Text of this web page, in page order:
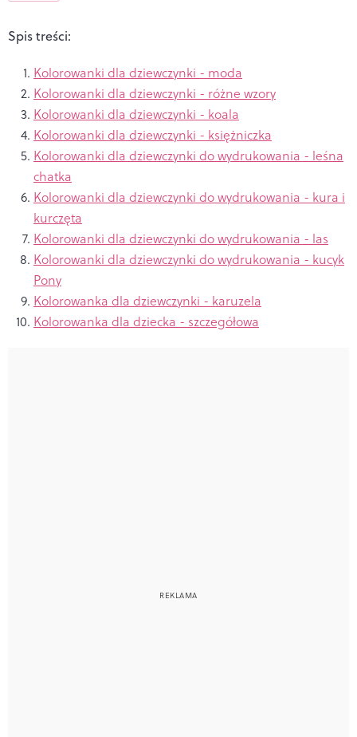
Spis treści:
Kolorowanki dla dziewczynki - moda
Kolorowanki dla dziewczynki - różne wzory
Kolorowanki dla dziewczynki - koala
Kolorowanki dla dziewczynki - księżniczka
Kolorowanki dla dziewczynki do wydrukowania - leśna
chatka
Kolorowanki dla dziewczynki do wydrukowania - kura i
kurczęta
Kolorowanki dla dziewczynki do wydrukowania - las
Kolorowanki dla dziewczynki do wydrukowania - kucyk
Pony
Kolorowanka dla dziewczynki - karuzela
Kolorowanka dla dziecka - szczegółowa